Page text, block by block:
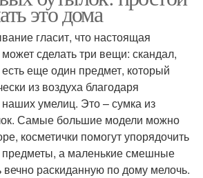
это дома
гласит, что настоящая
сделать три вещи: скандал,
еще один предмет, который
из воздуха благодаря
наших умелиц. Это – сумка из
Самые большие модели можно
косметички помогут упорядочить
а маленькие смешные
вечно раскиданную по дому мелочь.